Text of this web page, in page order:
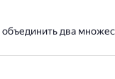
объединить два